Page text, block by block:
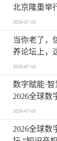
北京隆重举
2026-07-18
当你老了，
养论坛上，
2026-07-18
数字赋能·
2026全球
发展论坛在
2026-07-18
2026全球数